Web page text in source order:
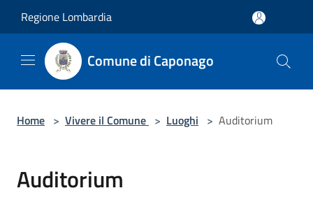
Regione Lombardia
Comune di Caponago
Home > Vivere il Comune > Luoghi > Auditorium
Auditorium